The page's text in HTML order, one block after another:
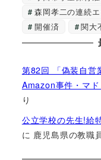
森岡孝二の連続
開催済
関大
第82回 「偽装自営
Amazon事件・マ
り
公立学校の先生!給
に 鹿児島県の教職